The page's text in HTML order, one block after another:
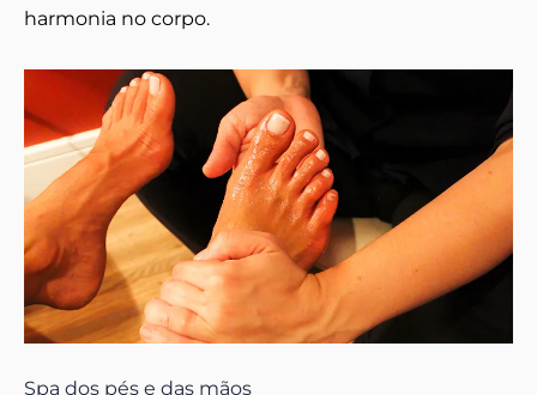
harmonia no corpo.
Spa dos pés e das mãos